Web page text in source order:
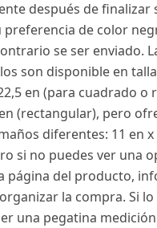
después de finalizar
preferencia de color
se ser enviado.
son disponible en
en (para cuadrado o
(rectangular), pero
diferentes: 11 en x
si no puedes ver una
página del producto,
la compra. Si
una pegatina